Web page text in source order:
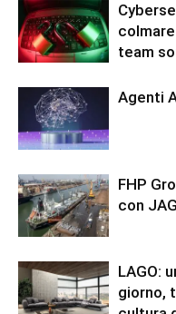
team
Agenti
FHP
con
LAGO:
giorno,